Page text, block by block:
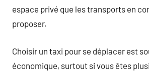
espace privé que les transports en
proposer.
Choisir un taxi pour se déplacer est
économique, surtout si vous êtes